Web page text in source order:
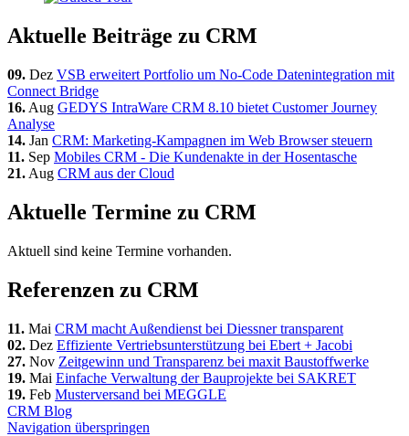
Aktuelle Beiträge zu CRM
09. Dez VSB erweitert Portfolio um No-Code Datenintegration mit
Connect Bridge
16. Aug GEDYS IntraWare CRM 8.10 bietet Customer Journey
Analyse
14. Jan CRM: Marketing-Kampagnen im Web Browser steuern
11. Sep Mobiles CRM - Die Kundenakte in der Hosentasche
21. Aug CRM aus der Cloud
Aktuelle Termine zu CRM
Aktuell sind keine Termine vorhanden.
Referenzen zu CRM
11. Mai CRM macht Außendienst bei Diessner transparent
02. Dez Effiziente Vertriebsunterstützung bei Ebert + Jacobi
27. Nov Zeitgewinn und Transparenz bei maxit Baustoffwerke
19. Mai Einfache Verwaltung der Bauprojekte bei SAKRET
19. Feb Musterversand bei MEGGLE
CRM Blog
Navigation überspringen